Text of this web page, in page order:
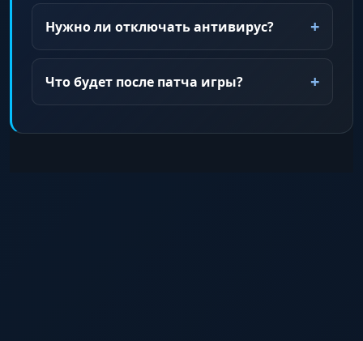
Нужно ли отключать антивирус?
Что будет после патча игры?